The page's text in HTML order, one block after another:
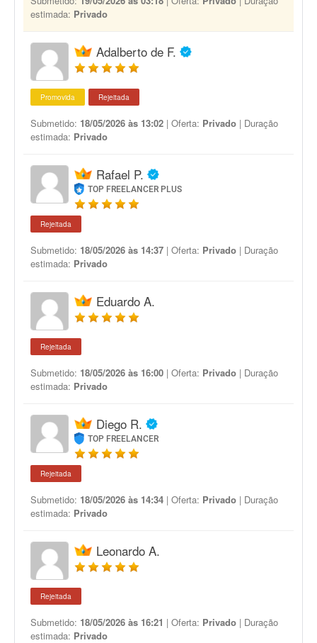
estimada: Privado
Adalberto de F.
Promovida Rejeitada
Submetido: 18/05/2026 às 13:02 | Oferta: Privado | Duração
estimada: Privado
Rafael P.
TOP FREELANCER PLUS
Rejeitada
Submetido: 18/05/2026 às 14:37 | Oferta: Privado | Duração
estimada: Privado
Eduardo A.
Rejeitada
Submetido: 18/05/2026 às 16:00 | Oferta: Privado | Duração
estimada: Privado
Diego R.
TOP FREELANCER
Rejeitada
Submetido: 18/05/2026 às 14:34 | Oferta: Privado | Duração
estimada: Privado
Leonardo A.
Rejeitada
Submetido: 18/05/2026 às 16:21 | Oferta: Privado | Duração
estimada: Privado